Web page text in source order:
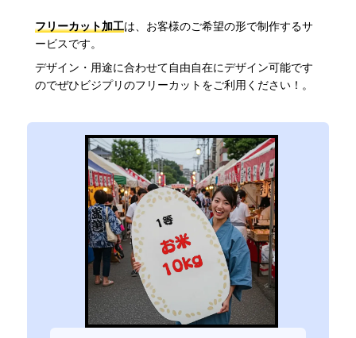
フリーカット加工は、お客様のご希望の形で制作するサ
ービスです。
デザイン・用途に合わせて自由自在にデザイン可能です
のでぜひビジプリのフリーカットをご利用ください！。